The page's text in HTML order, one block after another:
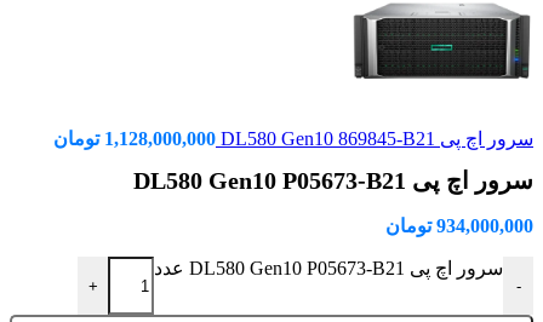
سرور اچ پی DL580 Gen10 869845-B21 1,128,000,000 تومان
سرور اچ پی DL580 Gen10 P05673-B21
934,000,000 تومان
-
سرور اچ پی DL580 Gen10 P05673-B21 عدد
+